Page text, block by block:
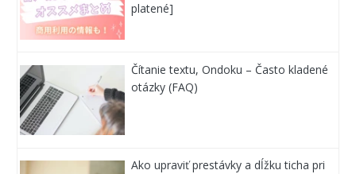
platené]
Čítanie textu, Ondoku – Často kladené
otázky (FAQ)
Ako upraviť prestávky a dĺžku ticha pri